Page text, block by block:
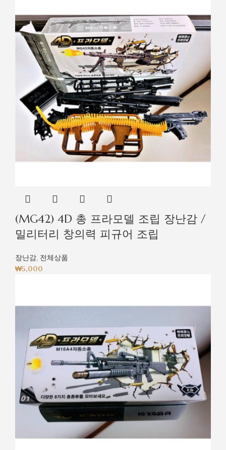
(MG42) 4D 총 프라모델 조립 장난감 /
밀리터리 창의력 피규어 조립
장난감, 전체상품
₩5,000